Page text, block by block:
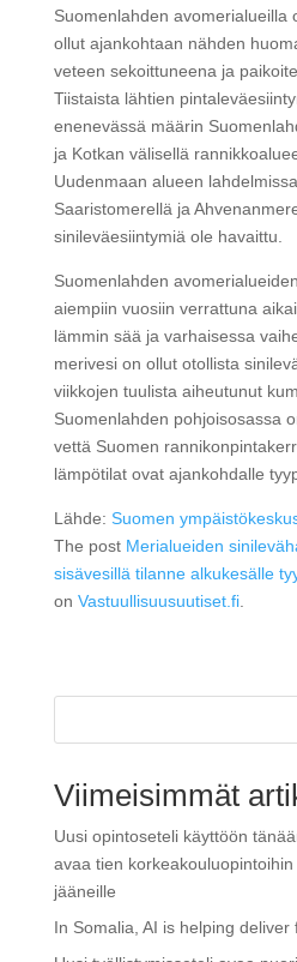
Suomenlahden avomerialueilla
ollut ajankohtaan nähden
veteen sekoittuneena ja
Tiistaista lähtien
enenevässä määrin
ja Kotkan välisellä
Uudenmaan alueen
Saaristomerellä ja
sinileväesiintymiä ole havaittu.
Suomenlahden
aiempiin vuosiin verrattuna
lämmin sää ja varhaisessa
merivesi on ollut otollista
viikkojen tuulista aiheutunut
Suomenlahden pohjoisosassa
vettä Suomen
lämpötilat ovat ajankohdalle
Lähde: Suomen
The post Merialueiden
sisävesillä tilanne alkukesälle
on Vastuullisuusuutiset.fi.
Viimeisimmät
Uusi opintoseteli käyttöön
avaa tien
jääneille
In Somalia, AI is helping